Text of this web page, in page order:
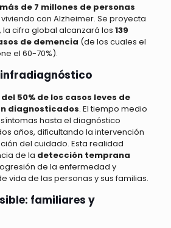
más de 7 millones de personas
con Alzheimer. Se proyecta
la cifra global alcanzará los 139
de demencia (de los cuales el
el 60-70%).
infradiagnóstico
50% de los casos leves de
diagnosticados. El tiempo medio
hasta el diagnóstico
años, dificultando la intervención
del cuidado. Esta realidad
de la detección temprana
de la enfermedad y
vida de las personas y sus familias.
familiares y